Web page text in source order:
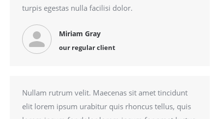
turpis egestas nulla facilisi dolor.
Miriam Gray
our regular client
Nullam rutrum velit. Maecenas sit amet tincidunt
elit lorem ipsum urabitur quis rhoncus tellus, quis